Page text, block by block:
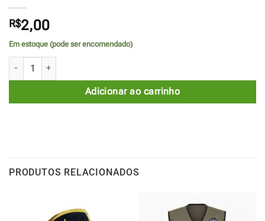
R$2,00
Em estoque (pode ser encomendado)
EN096 - Aves de Rapina quantidade
Adicionar ao carrinho
PRODUTOS RELACIONADOS